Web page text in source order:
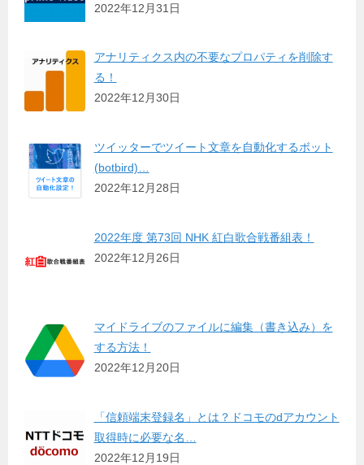
2022年12月31日
アナリティクス内の不要なプロパティを削除す
る！
2022年12月30日
ツイッターでツイート文章を自動化するボット
(botbird)…
2022年12月28日
2022年度 第73回 NHK 紅白歌合戦番組表！
2022年12月26日
マイドライブのファイルに編集（書き込み）を
する方法！
2022年12月20日
「信頼端末登録名」とは？ドコモのdアカウント
取得時に必要な名…
2022年12月19日